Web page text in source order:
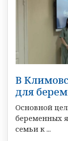
В
для
Основной
беременных
семьи к ...